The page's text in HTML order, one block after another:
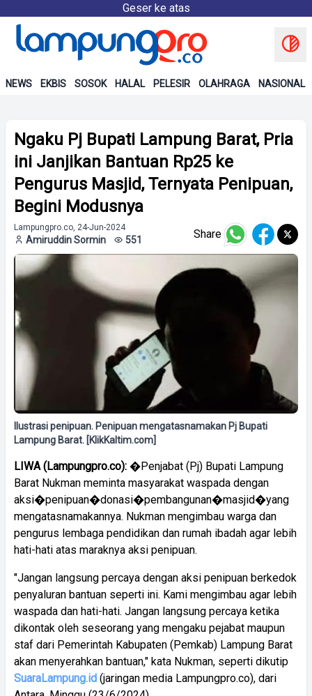
Geser ke atas
NEWS EKBIS SOSOK HALAL PELESIR OLAHRAGA NASIONAL
Ngaku Pj Bupati Lampung Barat, Pria
ini Janjikan Bantuan Rp25 ke
Pengurus Masjid, Ternyata Penipuan,
Begini Modusnya
Lampungpro.co, 24-Jun-2024
Amiruddin Sormin 551 Share
Ilustrasi penipuan. Penipuan mengatasnamakan Pj Bupati
Lampung Barat. [KlikKaltim.com]
LIWA (Lampungpro.co): �Penjabat (Pj) Bupati Lampung
Barat Nukman meminta masyarakat waspada dengan
aksi�penipuan�donasi�pembangunan�masjid�yang
mengatasnamakannya. Nukman mengimbau warga dan
pengurus lembaga pendidikan dan rumah ibadah agar lebih
hati-hati atas maraknya aksi penipuan.
"Jangan langsung percaya dengan aksi penipuan berkedok
penyaluran bantuan seperti ini. Kami mengimbau agar lebih
waspada dan hati-hati. Jangan langsung percaya ketika
dikontak oleh seseorang yang mengaku pejabat maupun
staf dari Pemerintah Kabupaten (Pemkab) Lampung Barat
akan menyerahkan bantuan," kata Nukman, seperti dikutip
SuaraLampung.id (jaringan media Lampungpro.co), dari